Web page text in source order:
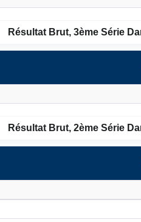
Résultat Brut, 3ème Série
Résultat Brut, 2ème Série